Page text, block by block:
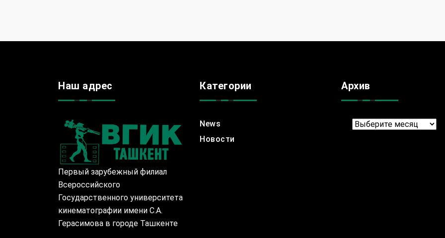
Наш адрес
Первый зарубежный филиал
Всероссийского
Государственного университета
кинематографии имени С.А.
Герасимова в городе Ташкенте
Категории
News
Новости
Архив
Архив